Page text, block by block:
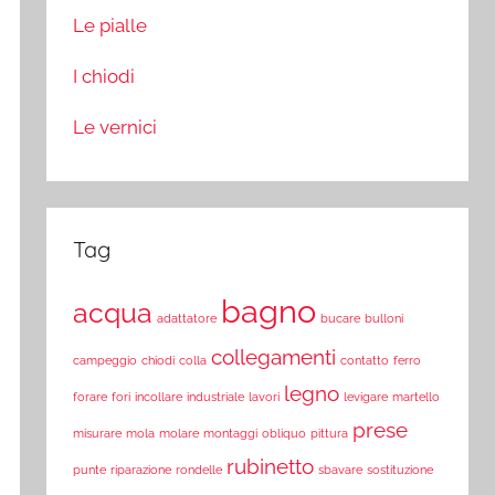
Le pialle
I chiodi
Le vernici
Tag
acqua adattatore bagno bucare bulloni
campeggio chiodi colla collegamenti contatto ferro
forare fori incollare industriale lavori legno levigare martello
misurare mola molare montaggi obliquo pittura prese
punte riparazione rondelle rubinetto sbavare sostituzione